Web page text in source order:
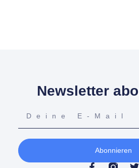
Newsletter
Abonnieren